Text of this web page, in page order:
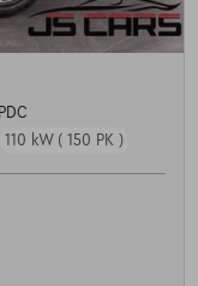
110 kW ( 150 PK )